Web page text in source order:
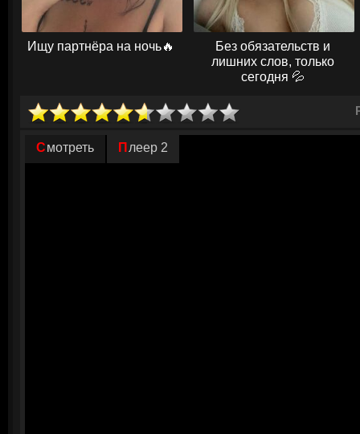
Ищу партнёра на ночь🔥
Без обязательств и
лишних слов, только
сегодня 💦
Смотреть Плеер 2